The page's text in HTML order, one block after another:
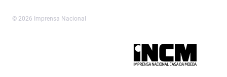
© 2026 Imprensa Nacional